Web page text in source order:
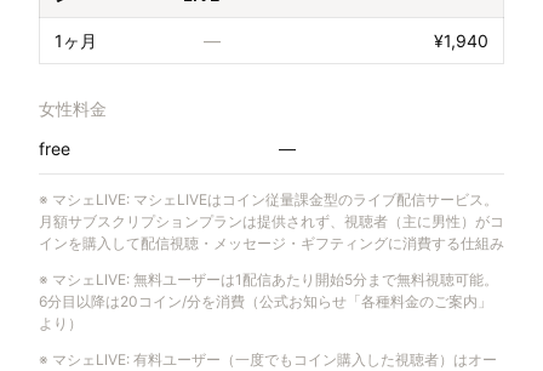
1ヶ月 — ¥1,940
女性料金
free
—
※ マシェLIVE: マシェLIVEはコイン従量課金型のライブ配信サービス。
月額サブスクリプションプランは提供されず、視聴者（主に男性）がコ
インを購入して配信視聴・メッセージ・ギフティングに消費する仕組み
※ マシェLIVE: 無料ユーザーは1配信あたり開始5分まで無料視聴可能。
6分目以降は20コイン/分を消費（公式お知らせ「各種料金のご案内」
より）
※ マシェLIVE: 有料ユーザー（一度でもコイン購入した視聴者）はオー